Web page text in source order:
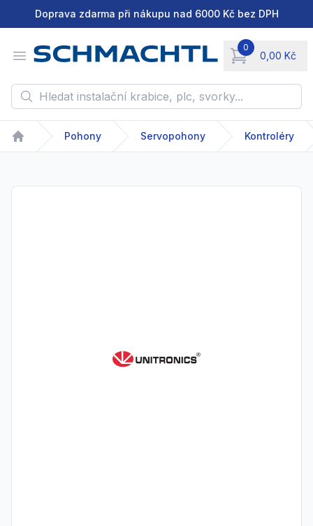
Doprava zdarma při nákupu nad 6000 Kč bez DPH
Open menu
0
0,00 Kč
items in cart,
Hledat instalační krabice, plc, svorky...
Home
Pohony Servopohony Kontroléry